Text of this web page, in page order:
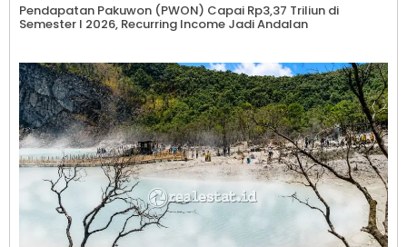
Pendapatan Pakuwon (PWON) Capai Rp3,37 Triliun di
Semester I 2026, Recurring Income Jadi Andalan